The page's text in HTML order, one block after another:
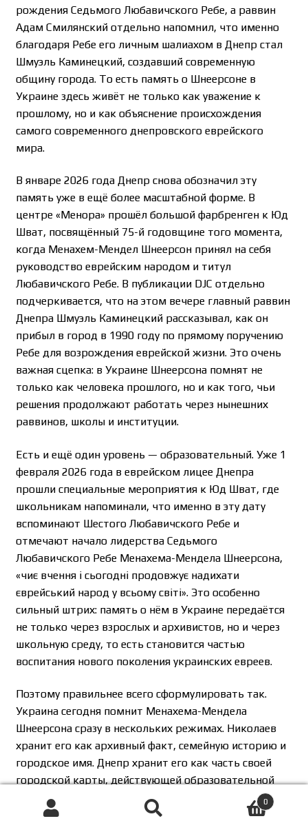
рождения Седьмого Любавичского Ребе, а раввин
Адам Смилянский отдельно напомнил, что именно
благодаря Ребе его личным шалиахом в Днепр стал
Шмуэль Каминецкий, создавший современную
общину города. То есть память о Шнеерсоне в
Украине здесь живёт не только как уважение к
прошлому, но и как объяснение происхождения
самого современного днепровского еврейского
мира.
В январе 2026 года Днепр снова обозначил эту
память уже в ещё более масштабной форме. В
центре «Менора» прошёл большой фарбренген к Юд
Шват, посвящённый 75-й годовщине того момента,
когда Менахем-Мендел Шнеерсон принял на себя
руководство еврейским народом и титул
Любавичского Ребе. В публикации DJC отдельно
подчеркивается, что на этом вечере главный раввин
Днепра Шмуэль Каминецкий рассказывал, как он
прибыл в город в 1990 году по прямому поручению
Ребе для возрождения еврейской жизни. Это очень
важная сцепка: в Украине Шнеерсона помнят не
только как человека прошлого, но и как того, чьи
решения продолжают работать через нынешних
раввинов, школы и институции.
Есть и ещё один уровень — образовательный. Уже 1
февраля 2026 года в еврейском лицее Днепра
прошли специальные мероприятия к Юд Шват, где
школьникам напоминали, что именно в эту дату
вспоминают Шестого Любавичского Ребе и
отмечают начало лидерства Седьмого
Любавичского Ребе Менахема-Мендела Шнеерсона,
«чиє вчення і сьогодні продовжує надихати
єврейський народ у всьому світі». Это особенно
сильный штрих: память о нём в Украине передаётся
не только через взрослых и архивистов, но и через
школьную среду, то есть становится частью
воспитания нового поколения украинских евреев.
Поэтому правильнее всего сформулировать так.
Украина сегодня помнит Менахема-Мендела
Шнеерсона сразу в нескольких режимах. Николаев
хранит его как архивный факт, семейную историю и
городское имя. Днепр хранит его как часть своей
городской карты, действующей образовательной
инфраструктуры и живой религиозной памяти. И это,
пожалуй, самый важный вывод: память о Шнеерсоне
0